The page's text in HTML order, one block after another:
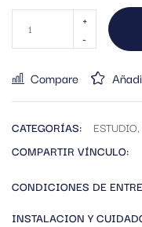
Compare
CATEGORÍAS: ESTUDIO,
COMPARTIR VÍNCULO:
CONDICIONES DE
INSTALACION Y